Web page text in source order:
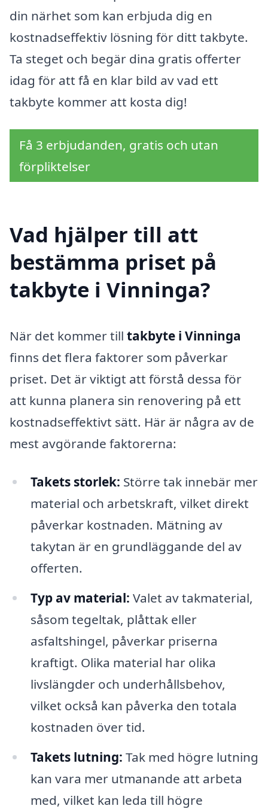
din närhet som kan erbjuda dig en
kostnadseffektiv lösning för ditt takbyte.
Ta steget och begär dina gratis offerter
idag för att få en klar bild av vad ett
takbyte kommer att kosta dig!
Få 3 erbjudanden, gratis och utan
förpliktelser
Vad hjälper till att
bestämma priset på
takbyte i Vinninga?
När det kommer till takbyte i Vinninga
finns det flera faktorer som påverkar
priset. Det är viktigt att förstå dessa för
att kunna planera sin renovering på ett
kostnadseffektivt sätt. Här är några av de
mest avgörande faktorerna:
Takets storlek: Större tak innebär mer
material och arbetskraft, vilket direkt
påverkar kostnaden. Mätning av
takytan är en grundläggande del av
offerten.
Typ av material: Valet av takmaterial,
såsom tegeltak, plåttak eller
asfaltshingel, påverkar priserna
kraftigt. Olika material har olika
livslängder och underhållsbehov,
vilket också kan påverka den totala
kostnaden över tid.
Takets lutning: Tak med högre lutning
kan vara mer utmanande att arbeta
med, vilket kan leda till högre